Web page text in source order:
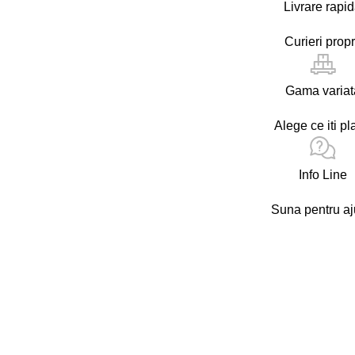
Livrare
Curieri
Gama
Alege ce iti
Info Line
Suna pentru